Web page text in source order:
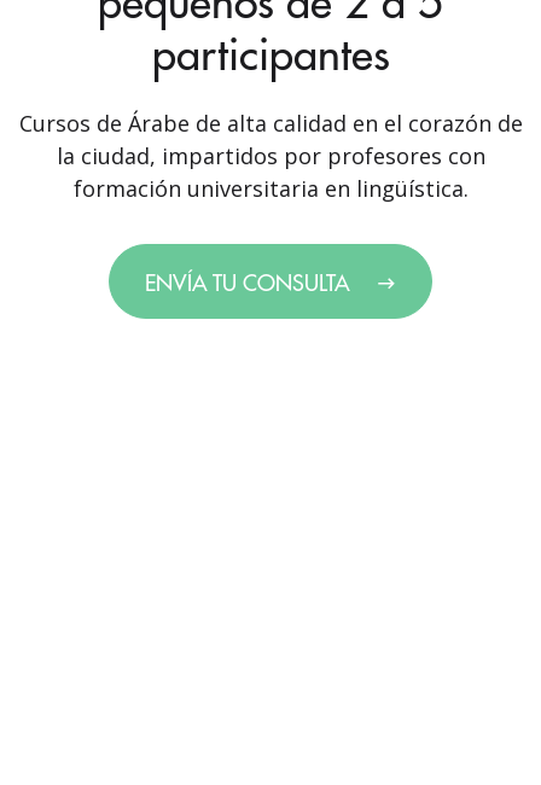
participantes
Cursos de Árabe de alta calidad en el corazón de
la ciudad, impartidos por profesores con
formación universitaria en lingüística.
ENVÍA TU CONSULTA